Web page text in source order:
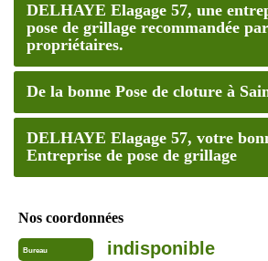
DELHAYE Elagage 57, une
pose de grillage recommandée
propriétaires.
De la bonne Pose de cloture à
DELHAYE Elagage 57, votre
Entreprise de pose de grillage
Nos coordonnées
Bureau indisponible